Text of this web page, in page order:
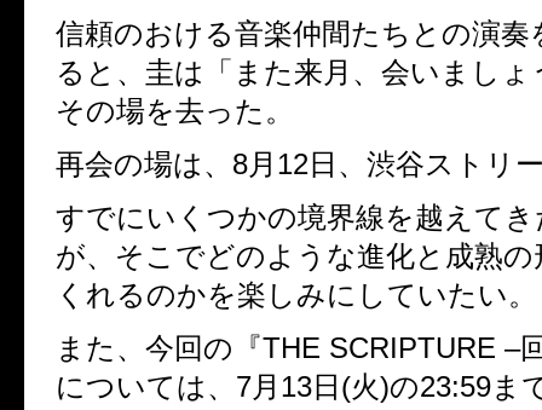
信頼のおける音楽仲間たちとの演奏
ると、圭は「また来月、会いましょ
その場を去った。
再会の場は、 8月 12日、渋谷ストリ
すでにいくつかの境界線を越えて
が、そこでどのような進化と成熟
くれるのかを楽しみにしていたい。
また、今回の『THE SCRIPTURE –
については、 7月 13日 (火)の23:59ま